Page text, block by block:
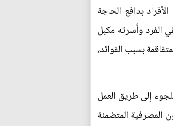
بدافع الحاجة
الفرد وأسرته مكبل
بسبب الفوائد،
إلى طريق العمل
المصرفية المتضمنة